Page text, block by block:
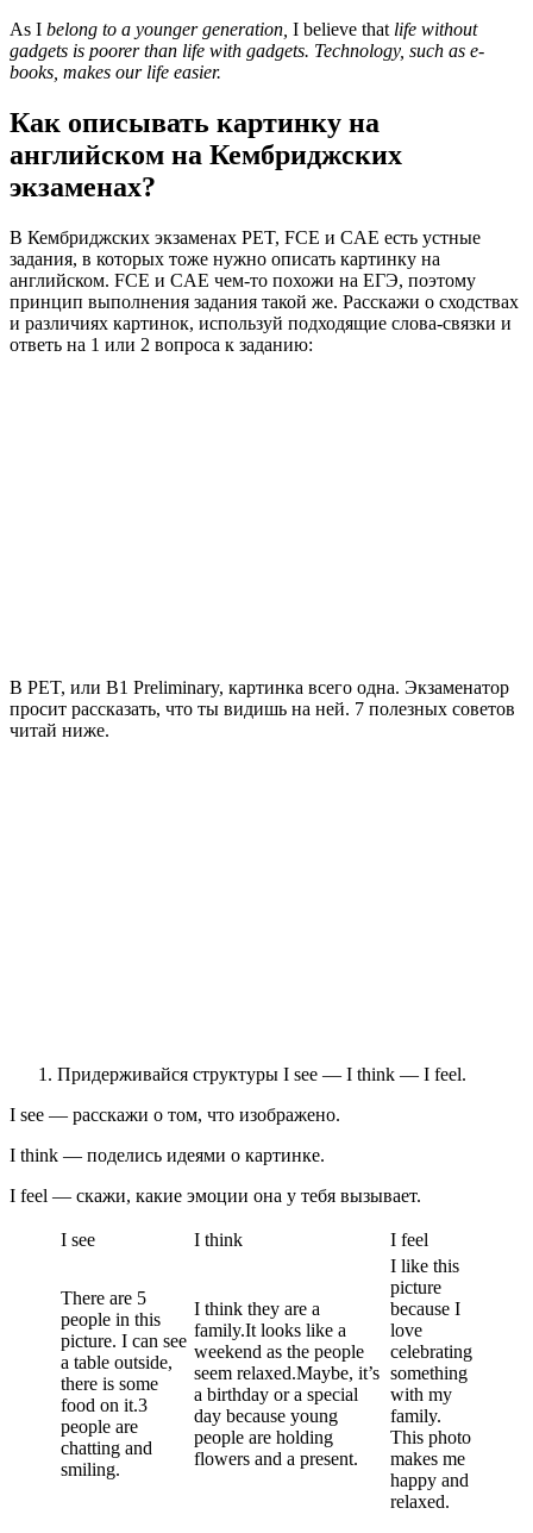
As I belong to a younger generation, I believe that life without
gadgets is poorer than life with gadgets. Technology, such as e-
books, makes our life easier.
Как описывать картинку на
английском на Кембриджских
экзаменах?
В Кембриджских экзаменах PET, FCE и CAE есть устные
задания, в которых тоже нужно описать картинку на
английском. FCE и CAE чем-то похожи на ЕГЭ, поэтому
принцип выполнения задания такой же. Расскажи о сходствах
и различиях картинок, используй подходящие слова-связки и
ответь на 1 или 2 вопроса к заданию:
В PET, или B1 Preliminary, картинка всего одна. Экзаменатор
просит рассказать, что ты видишь на ней. 7 полезных советов
читай ниже.
Придерживайся структуры I see — I think — I feel.
I see — расскажи о том, что изображено.
I think — поделись идеями о картинке.
I feel — скажи, какие эмоции она у тебя вызывает.
I see I think I feel
There are 5
people in this
picture. I can see
a table outside,
there is some
food on it.3
people are
chatting and
smiling.
I think they are a
family.It looks like a
weekend as the people
seem relaxed.Maybe, it’s
a birthday or a special
day because young
people are holding
flowers and a present.
I like this
picture
because I
love
celebrating
something
with my
family.
This photo
makes me
happy and
relaxed.